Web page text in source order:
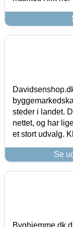
steder i landet.
nettet, og har
et stort udvalg.
Se
Byghjemme.dk